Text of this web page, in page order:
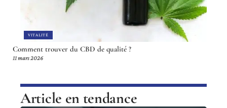
VITALITÉ
Comment trouver du CBD de qualité ?
11 mars 2026
Article en tendance